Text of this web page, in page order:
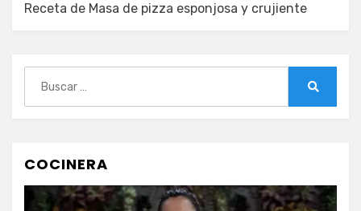
Receta de Masa de pizza esponjosa y crujiente
COCINERA